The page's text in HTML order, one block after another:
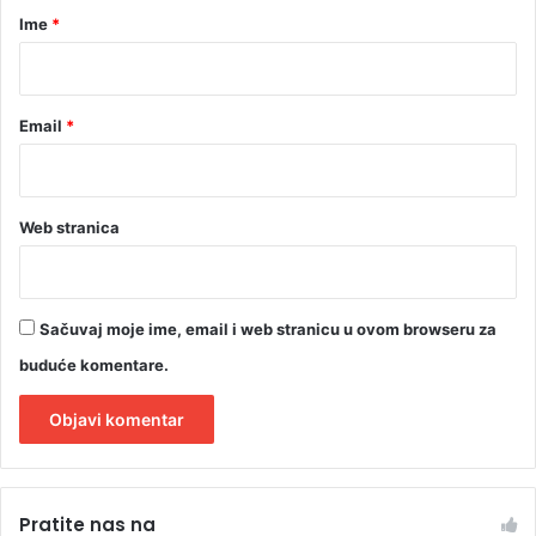
rIme *
Email *
Web stranica
Sačuvaj moje ime, email i web stranicu u ovom browseru za
buduće komentare.
Pratite nas na